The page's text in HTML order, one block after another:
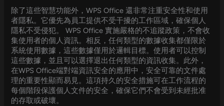
除了這些智慧功能外，WPS Office 還非常注重安全性和使用
者隱私。它優先為員工提供不受干擾的工作區域，確保個人
隱私不受侵犯。 WPS Office 實施嚴格的不追蹤政策，不會收
集使用者的個人資訊。相反，任何類型的數據收集都僅限於
系統使用數據，這些數據僅用於邏輯目標。使用者可以控制
這些數據，並且可以選擇退出任何類型的資訊收集。此外，
在WPS Office端對端資訊安全的應用中，安全可靠的文件處
理的重要性顯而易見。這項持久的安全措施可在工作流程的
每個階段保護個人文件的安全，確保它們不會受到未經批准
的存取或破壞。